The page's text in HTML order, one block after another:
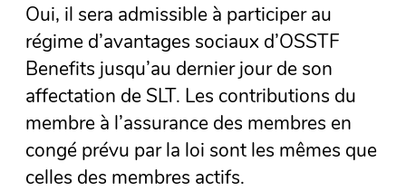
Oui, il sera admissible à participer au
régime d’avantages sociaux d’OSSTF
Benefits jusqu’au dernier jour de son
affectation de SLT. Les contributions du
membre à l’assurance des membres en
congé prévu par la loi sont les mêmes que
celles des membres actifs.